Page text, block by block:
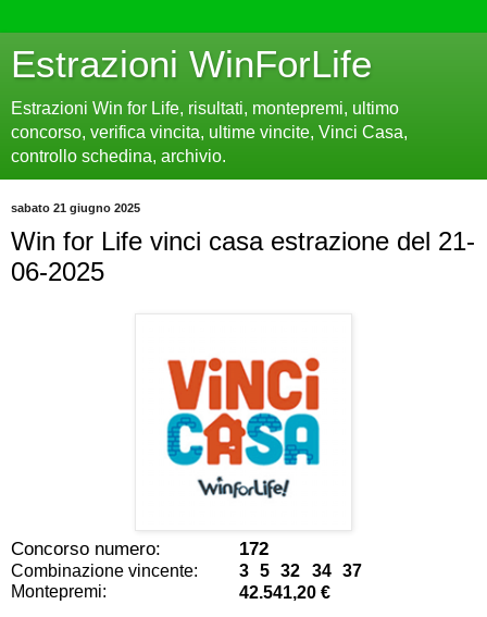
Estrazioni WinForLife
Estrazioni Win for Life, risultati, montepremi, ultimo
concorso, verifica vincita, ultime vincite, Vinci Casa,
controllo schedina, archivio.
sabato 21 giugno 2025
Win for Life vinci casa estrazione del 21-
06-2025
Concorso numero: 172
Combinazione vincente:
3 5 32 34 37
Montepremi:
42.541,20 €